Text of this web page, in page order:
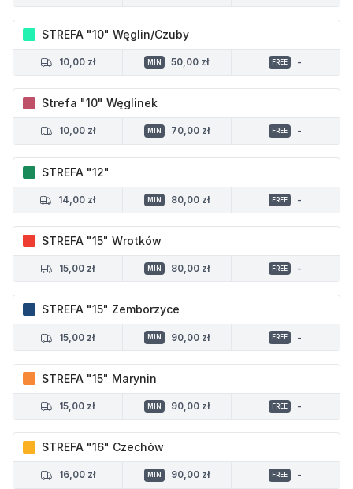
STREFA "10" Węglin/Czuby
10,00 zł MIN 50,00 zł FREE -
Strefa "10" Węglinek
10,00 zł MIN 70,00 zł FREE -
STREFA "12"
14,00 zł MIN 80,00 zł FREE -
STREFA "15" Wrotków
15,00 zł MIN 80,00 zł FREE -
STREFA "15" Zemborzyce
15,00 zł MIN 90,00 zł FREE -
STREFA "15" Marynin
15,00 zł MIN 90,00 zł FREE -
STREFA "16" Czechów
16,00 zł MIN 90,00 zł FREE -